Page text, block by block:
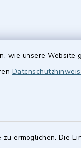
wie unsere Website
ermöglichen. Die
im